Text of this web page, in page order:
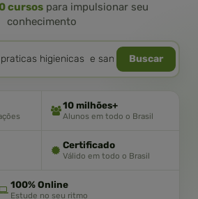
cursos para impulsionar seu
conhecimento
Buscar
10 milhões+
Alunos em todo o Brasil
Certificado
Válido em todo o Brasil
100% Online
Estude no seu ritmo